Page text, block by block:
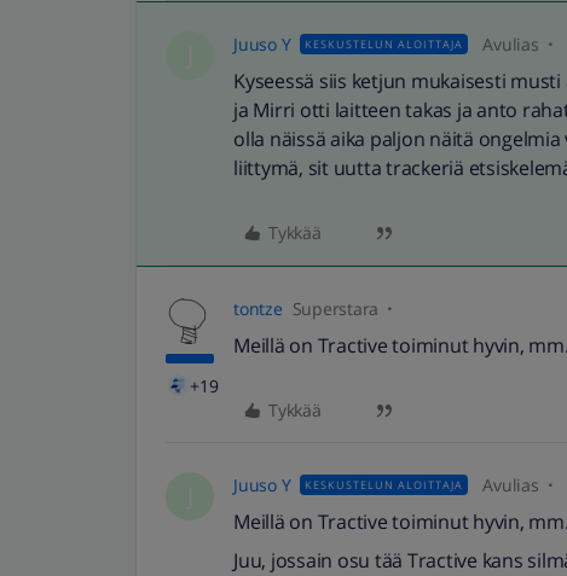
Juuso Y KESKUSTELUN ALOITTAJA Avulias
Kyseessä siis ketjun mukaisesti
ja Mirri otti laitteen takas ja anto
olla näissä aika paljon näitä
liittymä, sit uutta trackeriä
Tykkää
+19
tontze Superstara
Meillä on Tractive toiminut hyvin,
Tykkää
Juuso Y KESKUSTELUN ALOITTAJA Avulias
Meillä on Tractive toiminut hyvin,
Juu, jossain osu tää Tractive kans